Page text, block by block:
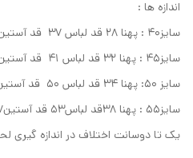
اندازه ها :
سایز40 : پهنا 28 قد لباس 37 قد آستین33
سایز45 : پهنا 32 قد لباس 41 قد آستین37
سایز 50: پهنا 34 قد لباس 50 قد آستین43
سایز55 : پهنا 38قد لباس53 قد آستین47
یک تا دوسانت اختلاف در اندازه گیری